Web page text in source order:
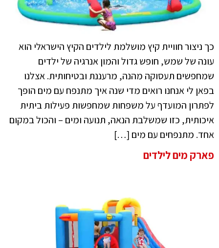
כך ניצור חוויית קיץ מושלמת לילדים הקיץ הישראלי הוא
עונה של שמש, חופש גדול והמון אנרגיה של ילדים
שמחפשים תעסוקה מהנה, מרעננת ובטיחותית. אצלנו
בפאן לי אנחנו רואים מדי שנה איך מתנפח עם מים הופך
לפתרון המועדף על משפחות שמחפשות פעילות ביתית
איכותית, כזו שמשלבת הנאה, תנועה ומים – והכול במקום
אחד. מתנפחים עם מים […]
פארק מים לילדים